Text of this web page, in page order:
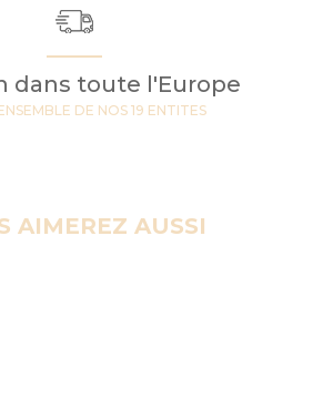
dans toute l'Europe
DE NOS 19 ENTITES
AIMEREZ AUSSI